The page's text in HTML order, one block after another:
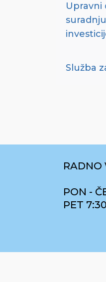
Upravni
Služba
RADNO
PON -
PET